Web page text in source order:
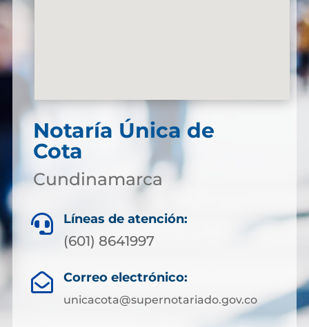
Notaría Única de
Cota
Cundinamarca
 Líneas de atención:
(601) 8641997
 Correo electrónico:
unicacota@supernotariado.gov.co